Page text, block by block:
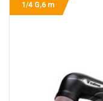
1/4 G,6 m